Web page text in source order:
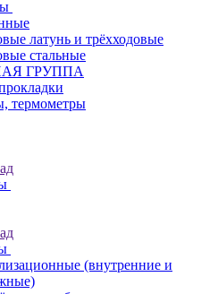
латунь и трёхходовые
стальные
ГРУППА
термометры
(внутренние и